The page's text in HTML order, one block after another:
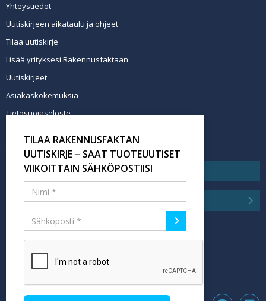
Yhteystiedot
Uutiskirjeen aikataulu ja ohjeet
Tilaa uutiskirje
Lisää yrityksesi Rakennusfaktaan
Uutiskirjeet
Asiakaskokemuksia
Tietosuojaseloste
Tilaa uutiskirje
TILAA RAKENNUSFAKTAN
UUTISKIRJE – SAAT TUOTEUUTISET
VIIKOITTAIN SÄHKÖPOSTIISI